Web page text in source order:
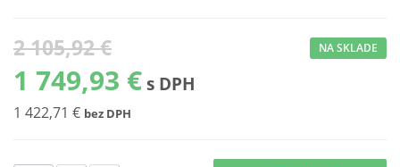
2 105,92 €
1 749,93 € s DPH
1 422,71 € bez DPH
NA SKLADE